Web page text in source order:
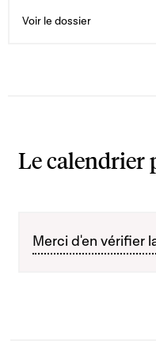
Voir le dossier
Le calendrier
Merci d'en vérifier